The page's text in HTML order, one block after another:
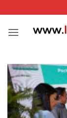
to
content